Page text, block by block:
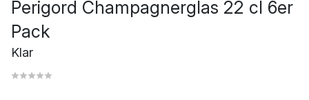
Perigord Champagnerglas 22 cl 6er
Pack
Klar